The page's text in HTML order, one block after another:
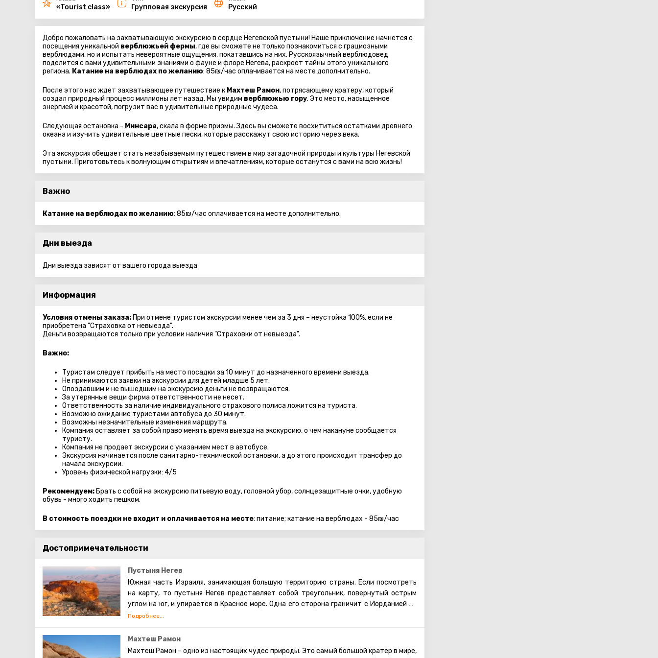
«Tourist class»
Групповая экскурсия
Русский
Добро пожаловать на захватывающую экскурсию в сердце Негевской пустыни! Наше приключение начнется с
посещения уникальной верблюжьей фермы, где вы сможете не только познакомиться с грациозными
верблюдами, но и испытать невероятные ощущения, покатавшись на них. Русскоязычный верблюдовед
поделится с вами удивительными знаниями о фауне и флоре Негева, раскроет тайны этого уникального
региона. Катание на верблюдах по желанию: 85₪/час оплачивается на месте дополнительно.
После этого нас ждет захватывающее путешествие к Махтеш Рамон, потрясающему кратеру, который
создал природный процесс миллионы лет назад. Мы увидим верблюжью гору. Это место, насыщенное
энергией и красотой, погрузит вас в удивительные природные чудеса.
Следующая остановка - Минсара, скала в форме призмы. Здесь вы сможете восхититься остатками древнего
океана и изучить удивительные цветные пески, которые расскажут свою историю через века.
Эта экскурсия обещает стать незабываемым путешествием в мир загадочной природы и культуры Негевской
пустыни. Приготовьтесь к волнующим открытиям и впечатлениям, которые останутся с вами на всю жизнь!
Важно
Катание на верблюдах по желанию: 85₪/час оплачивается на месте дополнительно.
Дни выезда
Дни выезда зависят от вашего города выезда
Информация
Условия отмены заказа: При отмене туристом экскурсии менее чем за 3 дня – неустойка 100%, если не
приобретена "Страховка от невыезда".
Деньги возвращаются только при условии наличия "Страховки от невыезда".
Важно:
Туристам следует прибыть на место посадки за 10 минут до назначенного времени выезда.
Не принимаются заявки на экскурсии для детей младше 5 лет.
Опоздавшим и не вышедшим на экскурсию деньги не возвращаются.
За утерянные вещи фирма ответственности не несет.
Ответственность за наличие индивидуального страхового полиса ложится на туриста.
Возможно ожидание туристами автобуса до 30 минут.
Возможны незначительные изменения маршрута.
Компания оставляет за собой право менять время выезда на экскурсию, о чем накануне сообщается
туристу.
Компания не продает экскурсии с указанием мест в автобуcе.
Экскурсия начинается после санитарно-технической остановки, а до этого происходит трансфер до
начала экскурсии.
Уровень физической нагрузки: 4/5
Рекомендуем: Брать с собой на экскурсию питьевую воду, головной убор, солнцезащитные очки, удобную
обувь - много ходить пешком.
В стоимость поездки не входит и оплачивается на месте: питание; катание на верблюдах - 85₪/час
Достопримечательности
Пустыня Негев
Южная часть Израиля, занимающая большую территорию страны. Если посмотреть
на карту, то пустыня Негев представляет собой треугольник, повернутый острым
углом на юг, и упирается в Красное море. Одна его сторона граничит с Иорданией на
востоке, а другая – с Египтом на западе. Это возвышенная пустынная равнина или
Пустыня Негев – это самая привлекательная для туризма пустыня в Израиле. Она
самая большая пустыня, занимающая почти половину территории страны.
Махтеш Рамон
Махтеш Рамон – одно из настоящих чудес природы. Это самый большой кратер в мире,